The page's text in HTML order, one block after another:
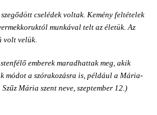
cselédek voltak. Kemény feltételek
munkával telt az életük. Az
volt velük.
emberek maradhattak meg, akik
módot a szórakozásra is, például a Mária-
Mária szent neve, szeptember 12.)